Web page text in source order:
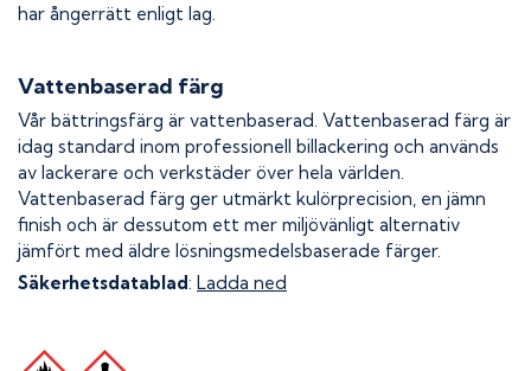
har ångerrätt enligt lag.
Vattenbaserad färg
Vår bättringsfärg är vattenbaserad. Vattenbaserad färg är
idag standard inom professionell billackering och används
av lackerare och verkstäder över hela världen.
Vattenbaserad färg ger utmärkt kulörprecision, en jämn
finish och är dessutom ett mer miljövänligt alternativ
jämfört med äldre lösningsmedelsbaserade färger.
Säkerhetsdatablad: Ladda ned